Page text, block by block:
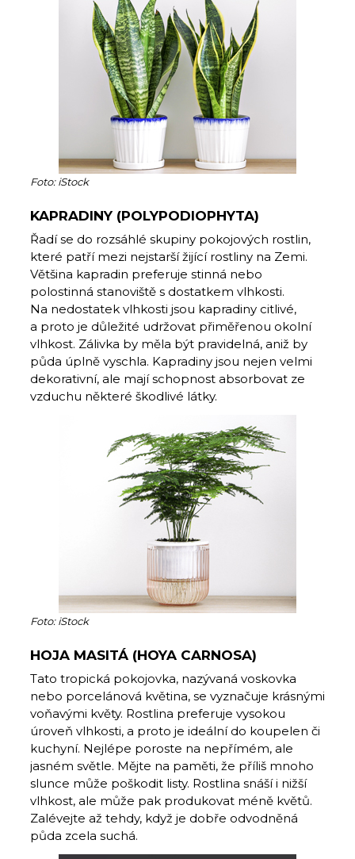
Foto: iStock
KAPRADINY (POLYPODIOPHYTA)
Řadí se do rozsáhlé skupiny pokojových rostlin,
které patří mezi nejstarší žijící rostliny na Zemi.
Většina kapradin preferuje stinná nebo
polostinná stanoviště s dostatkem vlhkosti.
Na nedostatek vlhkosti jsou kapradiny citlivé,
a proto je důležité udržovat přiměřenou okolní
vlhkost. Zálivka by měla být pravidelná, aniž by
půda úplně vyschla. Kapradiny jsou nejen velmi
dekorativní, ale mají schopnost absorbovat ze
vzduchu některé škodlivé látky.
Foto: iStock
HOJA MASITÁ (HOYA CARNOSA)
Tato tropická pokojovka, nazývaná vos­kovka
nebo porcelánová květina, se vyznačuje krásnými
voňavými květy. Rostlina preferuje vysokou
úroveň vlhkosti, a proto je ideální do koupelen či
kuchyní. Nejlépe poroste na nepřímém, ale
jasném světle. Mějte na paměti, že příliš mnoho
slunce může poškodit listy. Rostlina snáší i nižší
vlhkost, ale může pak produkovat méně květů.
Zalévejte až tehdy, když je dobře odvodněná
půda zcela suchá.